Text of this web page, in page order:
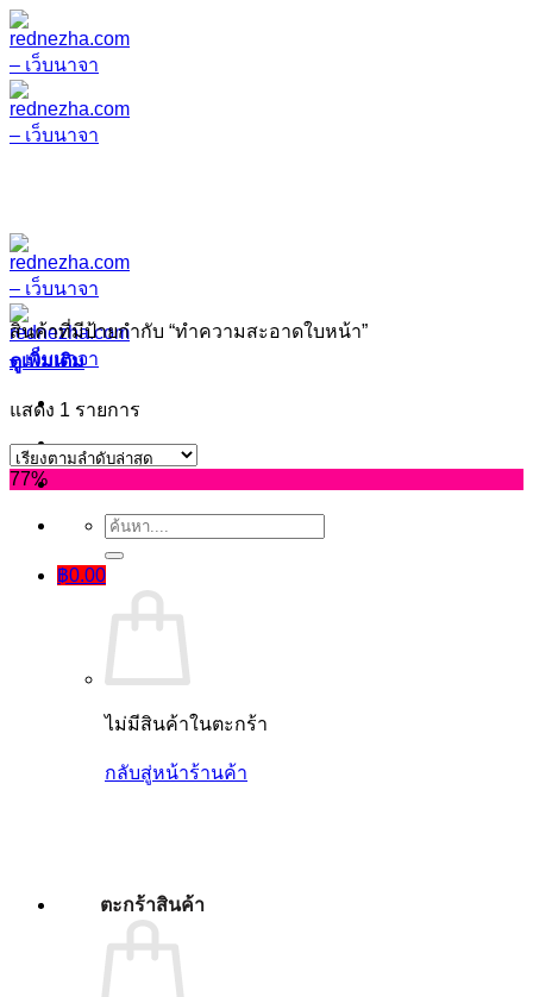
ข้าม
ไป
ยัง
เนื้อหา
ค้นหา:
฿0.00
ไม่มีสินค้าในตะกร้า
กลับสู่หน้าร้านค้า
ตะกร้าสินค้า
สินค้าที่มีป้ายกำกับ “ทำความสะอาดใบหน้า”
ดูเพิ่มเติม
แสดง 1 รายการ
77%